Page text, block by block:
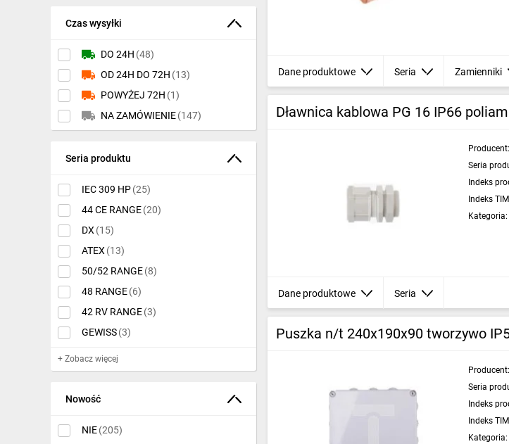
Napędy elektryczne
Pneumatyka
Dom i ogród
Klimatyzacja
IT, GSM
Odzież ochronna i BHP
Inne
Budowa i Remont
Elektronika
Smart home
Wentylacja i rekuperacja
Czas wysyłki
DO 24H (48)
OD 24H DO 72H (13)
POWYŻEJ 72H (1)
NA ZAMÓWIENIE(147)
Seria produktu
IEC 309 HP(25)
44 CE RANGE(20)
DX (15)
ATEX (13)
50/52 RANGE(8)
48 RANGE(6)
42 RV RANGE(3)
GEWISS(3)
+ Zobacz więcej
Nowość
NIE(205)
Dane produktowe Seria Zamienniki
Dławnica kablowa PG 16 IP66
Producent:
Seria
Indeks
Indeks
Kategoria:
Dane produktowe Seria
Puszka n/t 240x190x90 tworzywo
Producent:
Seria
Indeks
Indeks
Kategoria: